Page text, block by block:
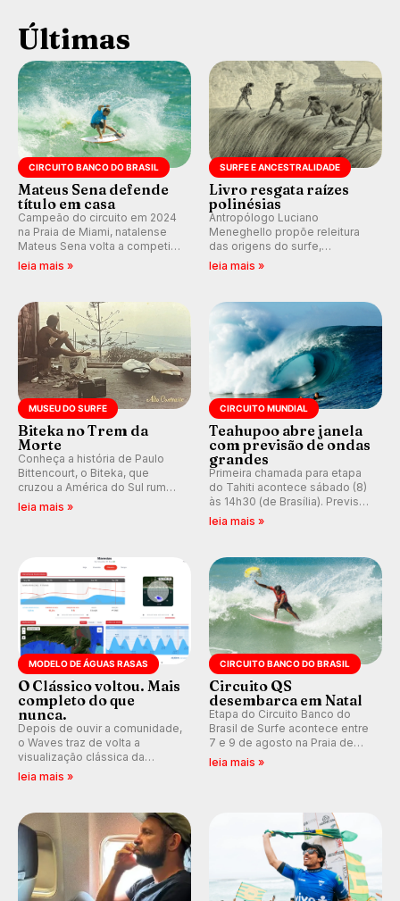
Últimas
CIRCUITO BANCO DO BRASIL
Mateus Sena defende
título em casa
Campeão do circuito em 2024
na Praia de Miami, natalense
Mateus Sena volta a competir
em casa em busca de manter a
leia mais »
SURFE E ANCESTRALIDADE
Livro resgata raízes
polinésias
Antropólogo Luciano
Meneghello propõe releitura
das origens do surfe,
resgatando a cultura polinésia
prática em esporte e indústria.
leia mais »
MUSEU DO SURFE
Biteka no Trem da
Morte
Conheça a história de Paulo
Bittencourt, o Biteka, que
cruzou a América do Sul rumo
ao Pacífico em uma jornada
leia mais »
CIRCUITO MUNDIAL
Teahupoo abre janela
com previsão de ondas
grandes
Primeira chamada para etapa
do Tahiti acontece sábado (8)
às 14h30 (de Brasília). Previsão
indica swell consistente.
Kelly Slater convidado.
leia mais »
MODELO DE ÁGUAS RASAS
O Clássico voltou. Mais
completo do que
nunca.
Depois de ouvir a comunidade,
o Waves traz de volta a
visualização clássica da
previsão de águas rasas,
ondas para até 16 dias.
leia mais »
CIRCUITO BANCO DO BRASIL
Circuito QS
desembarca em Natal
Etapa do Circuito Banco do
Brasil de Surfe acontece entre
7 e 9 de agosto na Praia de
Miami (RN), em disputas
leia mais »